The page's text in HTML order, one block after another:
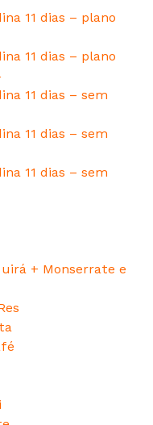
11 dias – plano
11 dias – plano
11 dias – sem
11 dias – sem
11 dias – sem
+ Monserrate e